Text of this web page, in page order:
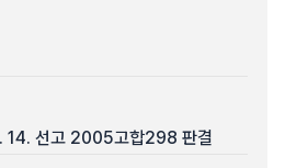
14. 선고 2005고합298 판결